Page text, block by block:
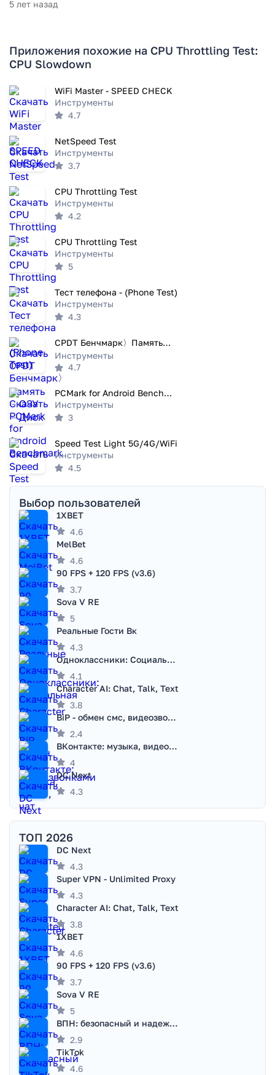
5 лет назад
Приложения похожие на CPU Throttling Test:
CPU Slowdown
WiFi Master - SPEED CHECK
Инструменты
4.7
NetSpeed Test
Инструменты
3.7
CPU Throttling Test
Инструменты
4.2
CPU Throttling Test
Инструменты
5
Тест телефона - (Phone Test)
Инструменты
4.3
CPDT Бенчмарк〉Память﹣ОЗУ﹣Диск
Инструменты
4.7
PCMark for Android Benchmark
Инструменты
3
Speed Test Light 5G/4G/WiFi
Инструменты
4.5
Выбор пользователей
1XBET
4.6
MelBet
4.6
90 FPS + 120 FPS (v3.6)
3.7
Sova V RE
5
Реальные Гости Вк
4.3
Одноклассники: Социальная сеть
4.1
Character AI: Chat, Talk, Text
3.8
BiP - обмен смс, видеозвонками
2.4
ВКонтакте: музыка, видео, чат
4
DC Next
4.3
ТОП 2026
DC Next
4.3
Super VPN - Unlimited Proxy
4.3
Character AI: Chat, Talk, Text
3.8
1XBET
4.6
90 FPS + 120 FPS (v3.6)
3.7
Sova V RE
5
ВПН: безопасный и надежный VPN
2.9
TikTok
4.6